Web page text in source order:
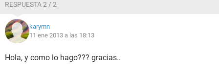
RESPUESTA 2 / 2
karymn
11 ene 2013 a las 18:13
Hola, y como lo hago??? gracias..